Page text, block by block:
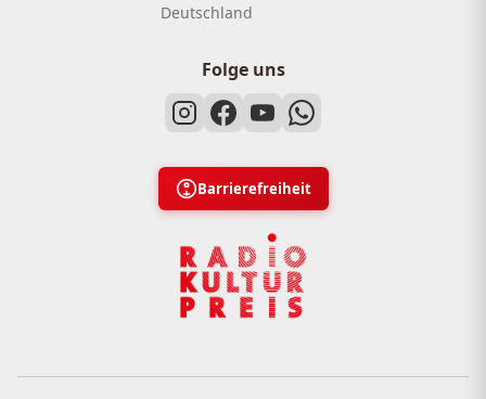
Deutschland
Folge uns
Barrierefreiheit